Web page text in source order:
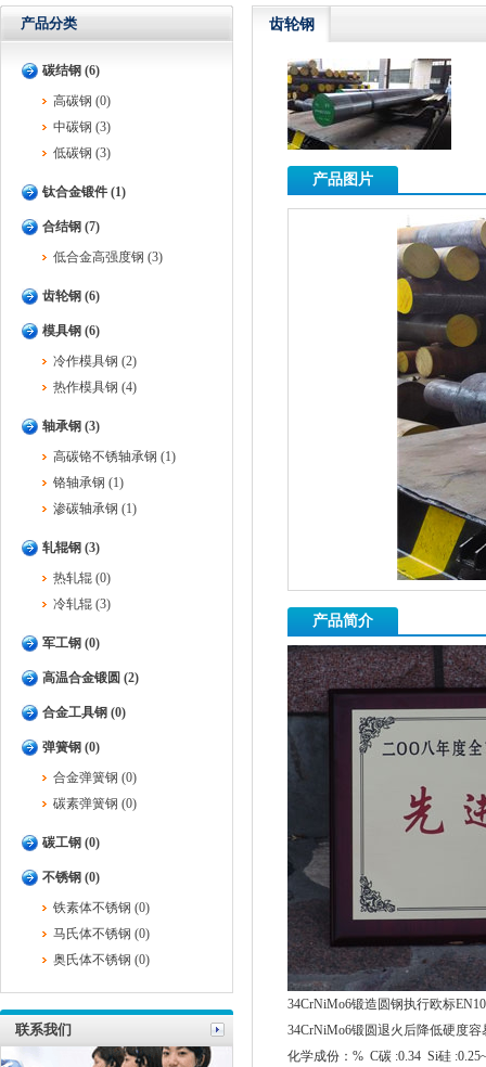
产品分类
碳结钢 (6)
高碳钢 (0)
中碳钢 (3)
低碳钢 (3)
钛合金锻件 (1)
合结钢 (7)
低合金高强度钢 (3)
齿轮钢 (6)
模具钢 (6)
冷作模具钢 (2)
热作模具钢 (4)
轴承钢 (3)
高碳铬不锈轴承钢 (1)
铬轴承钢 (1)
渗碳轴承钢 (1)
轧辊钢 (3)
热轧辊 (0)
冷轧辊 (3)
军工钢 (0)
高温合金锻圆 (2)
合金工具钢 (0)
弹簧钢 (0)
合金弹簧钢 (0)
碳素弹簧钢 (0)
碳工钢 (0)
不锈钢 (0)
铁素体不锈钢 (0)
马氏体不锈钢 (0)
奥氏体不锈钢 (0)
联系我们
齿轮钢
产品图片
产品简介
34CrNiMo6锻造圆钢执行欧标
34CrNiMo6锻圆退火后降低硬度
化学成份：% C碳 :0.34 Si硅